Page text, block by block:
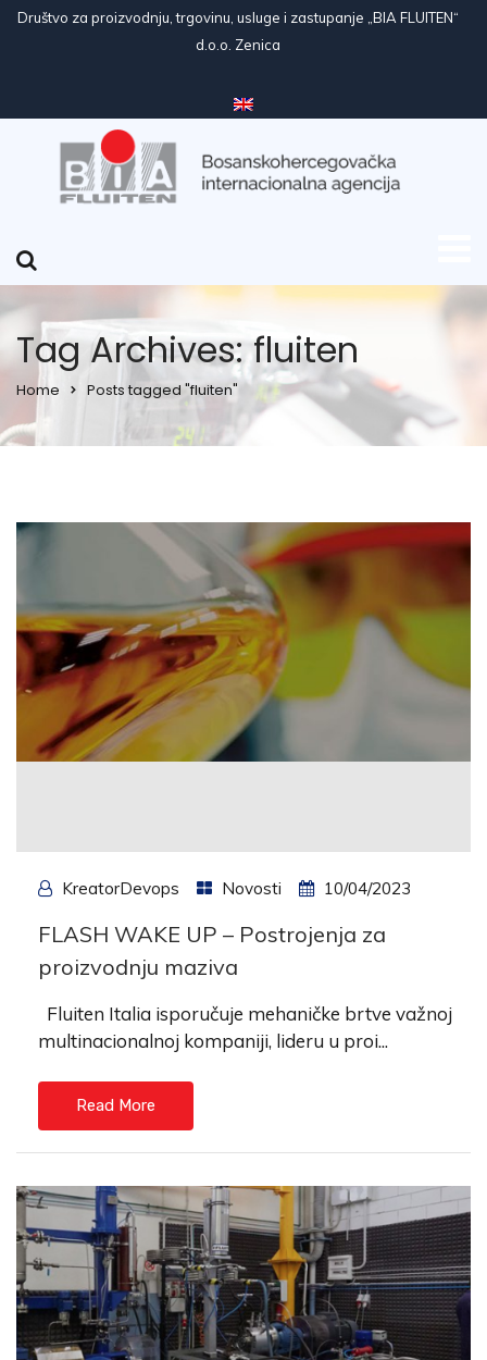
Društvo za proizvodnju, trgovinu, usluge i zastupanje „BIA FLUITEN“
d.o.o. Zenica
Tag Archives: fluiten
Home Posts tagged "fluiten"
KreatorDevops Novosti 10/04/2023
FLASH WAKE UP – Postrojenja za
proizvodnju maziva
Fluiten Italia isporučuje mehaničke brtve važnoj
multinacionalnoj kompaniji, lideru u proi...
Read More